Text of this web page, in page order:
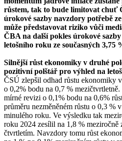
růstem, tak to bude limitovat chuť
úrokové sazby navzdory potřebě
může představovat riziko vůči
ČBA na další pokles úrokové
letošního roku ze současných 3,75
Silnější růst ekonomiky v druhé
pozitivní polštář pro výhled na
ČSÚ zlepšil odhad růstu ekonomiky
o 0,2% bodu na 0,7 %
mírné revizi o 0,1% bodu na 0,6%
průměru nezměněném růstu o 0,3 %
minulého roku. Ve výsledku tak
roku 2024 zesílil na 1,8 % meziročně
čtvrtletím. Navzdory tomu růst